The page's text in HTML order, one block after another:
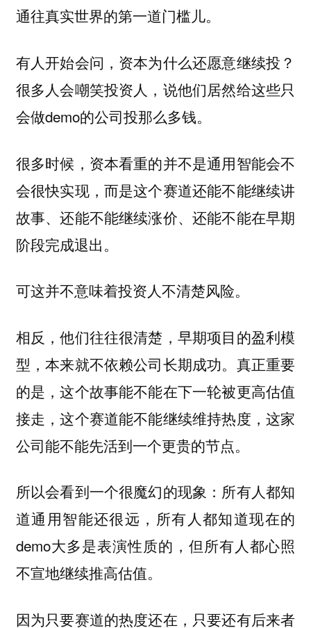
通往真实世界的第一道门槛儿。
有人开始会问，资本为什么还愿意继续投？
很多人会嘲笑投资人，说他们居然给这些只
会做demo的公司投那么多钱。
很多时候，资本看重的并不是通用智能会不
会很快实现，而是这个赛道还能不能继续讲
故事、还能不能继续涨价、还能不能在早期
阶段完成退出。
可这并不意味着投资人不清楚风险。
相反，他们往往很清楚，早期项目的盈利模
型，本来就不依赖公司长期成功。真正重要
的是，这个故事能不能在下一轮被更高估值
接走，这个赛道能不能继续维持热度，这家
公司能不能先活到一个更贵的节点。
所以会看到一个很魔幻的现象：所有人都知
道通用智能还很远，所有人都知道现在的
demo大多是表演性质的，但所有人都心照
不宣地继续推高估值。
因为只要赛道的热度还在，只要还有后来者